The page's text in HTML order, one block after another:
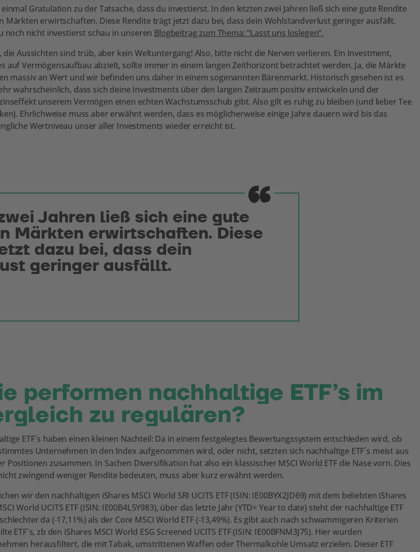
Gratulation zu der Tatsache, dass du investierst. In den letzten zwei Jahren ließ sich eine gute Rendite
Märkten erwirtschaften. Diese Rendite trägt jetzt dazu bei, dass dein Wohlstandverlust geringer ausfällt.
noch nicht investierst schau in unseren Blogbeitrag zum Thema: “Lasst uns loslegen”.
die Aussichten sind trüb, aber kein Weltuntergang! Also, bitte nicht die Nerven verlieren. Ein Investment,
auf Vermögensaufbau abzielt, sollte immer in einem langen Zeithorizont betrachtet werden. Ja, die Märkte
massiv an Wert und wir befinden uns daher in einem sogenannten Bärenmarkt. Historisch gesehen ist es
wahrscheinlich, dass sich deine Investments über den langen Zeitraum positiv entwickeln und der
unserem Vermögen einen echten Wachstumsschub gibt. Also gilt es ruhig zu bleiben (und lieber Tee
Ehrlichweise muss aber erwähnt werden, dass es möglicherweise einige Jahre dauern wird bis das
Wertniveau unser aller Investments wieder erreicht ist.
Jahren ließ sich eine gute
Märkten erwirtschaften. Diese
dazu bei, dass dein
geringer ausfällt.
performen nachhaltige ETF’s im
zu regulären?
ETF´s haben einen kleinen Nachteil: Da in einem festgelegtes Bewertungssystem entschieden wird, ob
Unternehmen in den Index aufgenommen wird, oder nicht, setzten sich nachhaltige ETF´s meist aus
Positionen zusammen. In Sachen Diversifikation hat also ein klassischer MSCI World ETF die Nase vorn. Dies
zwingend weniger Rendite bedeuten, muss aber kurz erwähnt werden.
wir den nachhaltigen iShares MSCI World SRI UCITS ETF (ISIN: IE00BYX2JD69) mit dem beliebten iShares
World UCITS ETF (ISIN: IE00B4L5Y983), über das letzte Jahr (YTD= Year to date) steht der nachhaltige ETF
da (-17,11%) als der Core MSCI World ETF (-13,49%). Es gibt auch nach schwammigeren Kriterien
ETF´s, zb den iShares MSCI World ESG Screened UCITS ETF (ISIN: IE00BFNM3J75). Hier wurden
herausfiltert, die mit Tabak, umstrittenen Waffen oder Thermalkohle Umsatz erzielen. Dieser ETF